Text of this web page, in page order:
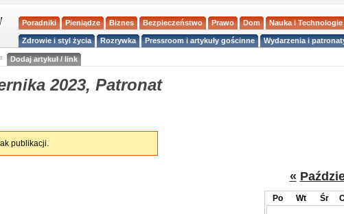
Poradniki Pieniądze Biznes Bezpieczeństwo Prawo Dom Nauka i Technologie
Zdrowie i styl życia Rozrywka Pressroom i artykuły gościnne Wydarzenia i
Dodaj artykuł / link
2023, Patronat
publikacji.
«
Po Wt Śr